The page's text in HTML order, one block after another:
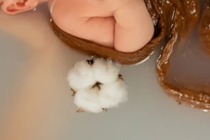
Développement personnel / Spirituel